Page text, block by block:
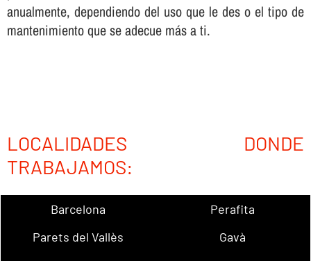
anualmente, dependiendo del uso que le des o el tipo de
mantenimiento que se adecue más a ti.
LOCALIDADES DONDE
TRABAJAMOS:
Barcelona
Perafita
Parets del Vallès
Gavà